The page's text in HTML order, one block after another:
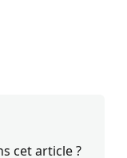
cet article ?